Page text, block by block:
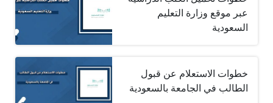
عبر موقع وزارة التعليم
السعودية
خطوات الاستعلام عن قبول
الطالب في الجامعة بالسعودية